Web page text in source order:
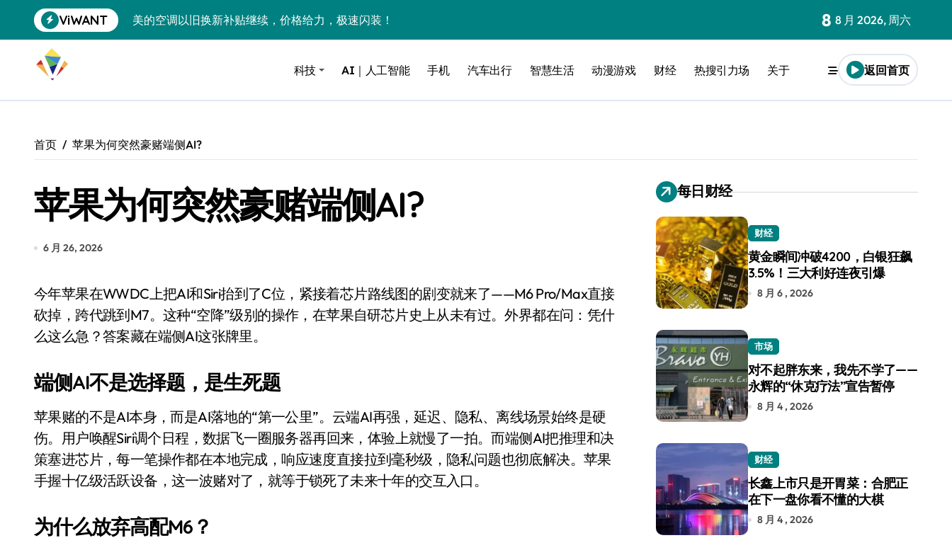
到
ViWANT
美的空调以旧换新补贴继续，价格给力，极速闪装！
黄金瞬间冲破4200，白银狂飙3.5%！三大利好连夜引爆
特斯拉中国卖第五，丰田一季净赚两个比亚迪——中国车企该醒醒了
Xbox七月大崩盘：裁员3200、卖工作室、网络瘫了，微软这次真急了
《我的世界》登陆Switch 2：画质大跃进，但鼠标操控才是真·杀手锏？
谷歌DeepMind创始人辞去CEO，但继续“垂帘听政”？
召回X9、合作大众遇冷、高端梦碎：小鹏的“多事之夏”
比Model 3便宜？不，比Model 3有面儿——试驾雷克萨斯ES 500e
Xbox 25岁生日送壁纸送徽章，就是不送主机，你领不领？
别再用汽车USB给MacBook充电了！老司机教你3招真·快充
花钱买宝马，启动先看蜘蛛侠？”车主怒了：车内不是广告屏！
Windows 11家庭版和专业版，选错真的会后悔吗？
维修店最怕的“作死”操作：把手机塞冰箱，你中招了吗？
8 8 月 2026, 周六
科技 AI｜人工智能 手机 汽车出行 智慧生活 动漫游戏 财经 热搜引力场 关于 返回首页
首页 苹果为何突然豪赌端侧AI?
苹果为何突然豪赌端侧AI?
6 月 26, 2026
今年苹果在WWDC上把AI和Siri抬到了C位，紧接着芯片路线图的剧变就来了——M6 Pro/Max直接
砍掉，跨代跳到M7。这种“空降”级别的操作，在苹果自研芯片史上从未有过。外界都在问：凭什
么这么急？答案藏在端侧AI这张牌里。
端侧AI不是选择题，是生死题
苹果赌的不是AI本身，而是AI落地的“第一公里”。云端AI再强，延迟、隐私、离线场景始终是硬
伤。用户唤醒Siri调个日程，数据飞一圈服务器再回来，体验上就慢了一拍。而端侧AI把推理和决
策塞进芯片，每一笔操作都在本地完成，响应速度直接拉到毫秒级，隐私问题也彻底解决。苹果
手握十亿级活跃设备，这一波赌对了，就等于锁死了未来十年的交互入口。
为什么放弃高配M6？
每日财经
财经
黄金瞬间冲破4200，白银狂飙
3.5%！三大利好连夜引爆
8 月 6 , 2026
市场
对不起胖东来，我先不学了——
永辉的“休克疗法”宣告暂停
8 月 4 , 2026
财经
长鑫上市只是开胃菜：合肥正
在下一盘你看不懂的大棋
8 月 4 , 2026